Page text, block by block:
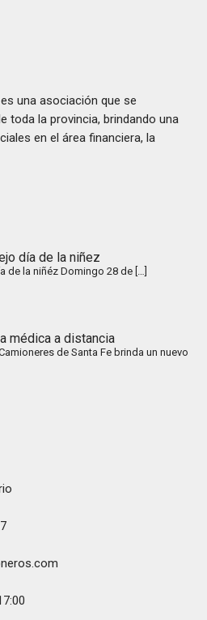
una asociación que se
toda la provincia, brindando una
en el área financiera, la
día de la niñez
de la niñéz Domingo 28 de […]
médica a distancia
de Santa Fe brinda un nuevo